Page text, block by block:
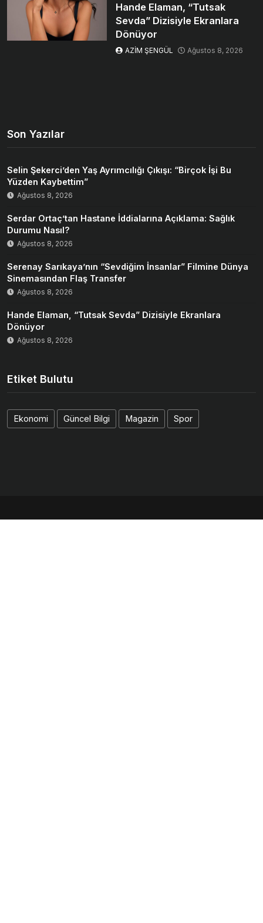
Hande Elaman, “Tutsak
Sevda” Dizisiyle Ekranlara
Dönüyor
AZİM ŞENGÜL Ağustos 8, 2026
Son Yazılar
Selin Şekerci’den Yaş Ayrımcılığı Çıkışı: “Birçok İşi Bu
Yüzden Kaybettim”
Ağustos 8, 2026
Serdar Ortaç’tan Hastane İddialarına Açıklama: Sağlık
Durumu Nasıl?
Ağustos 8, 2026
Serenay Sarıkaya’nın “Sevdiğim İnsanlar” Filmine Dünya
Sinemasından Flaş Transfer
Ağustos 8, 2026
Hande Elaman, “Tutsak Sevda” Dizisiyle Ekranlara
Dönüyor
Ağustos 8, 2026
Etiket Bulutu
Ekonomi Güncel Bilgi Magazin Spor